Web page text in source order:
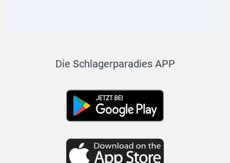
Die Schlagerparadies APP